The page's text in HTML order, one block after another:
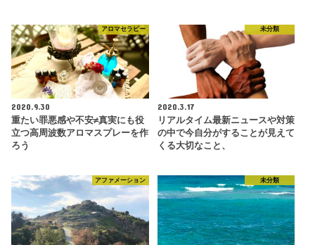
アロマセラピー
2020.9.30
重たい罪悪感や不安≠真実にも役
立つ高周波数アロマスプレーを作
ろう
未分類
2020.3.17
リアルタイム最新ニュースや対策
の中で今自分がすることが見えて
くる大切なこと、
アファメーション 未分類